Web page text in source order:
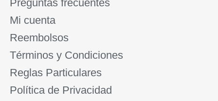
Preguntas frecuentes
Mi cuenta
Reembolsos
Términos y Condiciones
Reglas Particulares
Política de Privacidad